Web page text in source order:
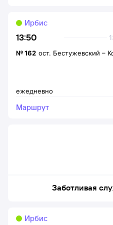
13:50
Ирбис
ежедневно
№162 ост. Бестужевский –
Маршрут
Заботливая
Ирбис